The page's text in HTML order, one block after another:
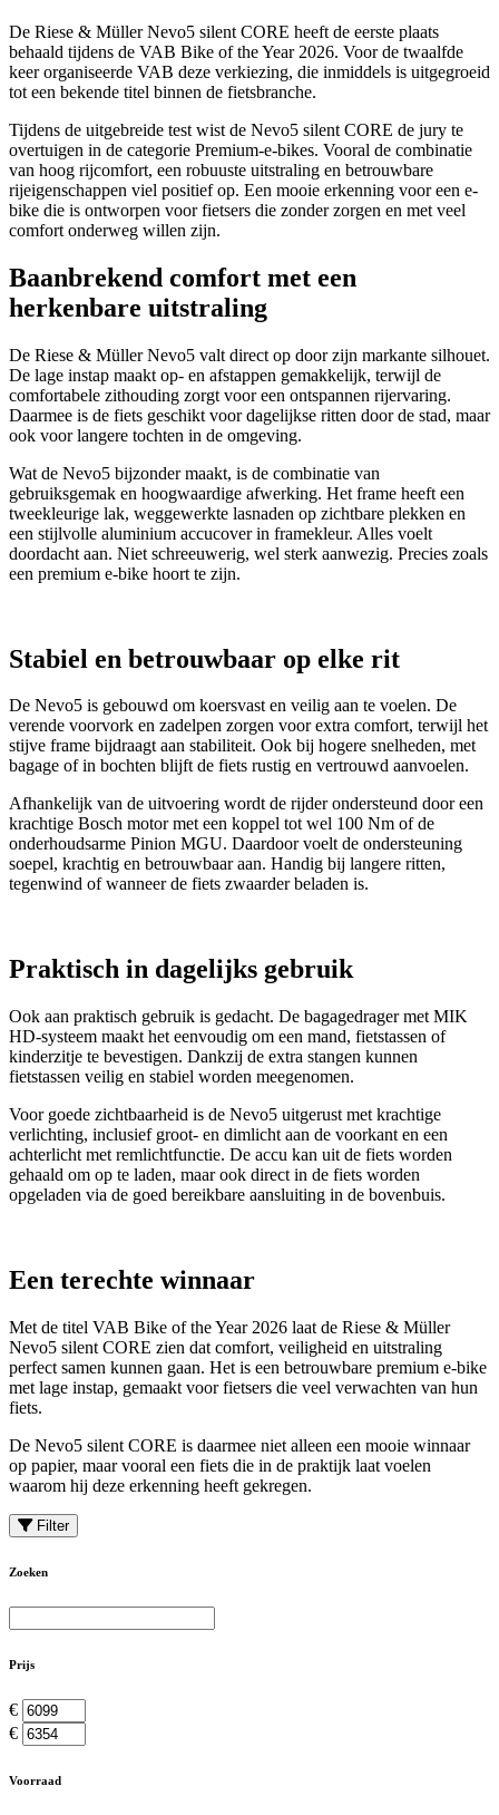
De Riese & Müller Nevo5 silent CORE heeft de eerste plaats
behaald tijdens de VAB Bike of the Year 2026. Voor de twaalfde
keer organiseerde VAB deze verkiezing, die inmiddels is uitgegroeid
tot een bekende titel binnen de fietsbranche.
Tijdens de uitgebreide test wist de Nevo5 silent CORE de jury te
overtuigen in de categorie Premium-e-bikes. Vooral de combinatie
van hoog rijcomfort, een robuuste uitstraling en betrouwbare
rijeigenschappen viel positief op. Een mooie erkenning voor een e-
bike die is ontworpen voor fietsers die zonder zorgen en met veel
comfort onderweg willen zijn.
Baanbrekend comfort met een
herkenbare uitstraling
De Riese & Müller Nevo5 valt direct op door zijn markante silhouet.
De lage instap maakt op- en afstappen gemakkelijk, terwijl de
comfortabele zithouding zorgt voor een ontspannen rijervaring.
Daarmee is de fiets geschikt voor dagelijkse ritten door de stad, maar
ook voor langere tochten in de omgeving.
Wat de Nevo5 bijzonder maakt, is de combinatie van
gebruiksgemak en hoogwaardige afwerking. Het frame heeft een
tweekleurige lak, weggewerkte lasnaden op zichtbare plekken en
een stijlvolle aluminium accucover in framekleur. Alles voelt
doordacht aan. Niet schreeuwerig, wel sterk aanwezig. Precies zoals
een premium e-bike hoort te zijn.
Stabiel en betrouwbaar op elke rit
De Nevo5 is gebouwd om koersvast en veilig aan te voelen. De
verende voorvork en zadelpen zorgen voor extra comfort, terwijl het
stijve frame bijdraagt aan stabiliteit. Ook bij hogere snelheden, met
bagage of in bochten blijft de fiets rustig en vertrouwd aanvoelen.
Afhankelijk van de uitvoering wordt de rijder ondersteund door een
krachtige Bosch motor met een koppel tot wel 100 Nm of de
onderhoudsarme Pinion MGU. Daardoor voelt de ondersteuning
soepel, krachtig en betrouwbaar aan. Handig bij langere ritten,
tegenwind of wanneer de fiets zwaarder beladen is.
Praktisch in dagelijks gebruik
Ook aan praktisch gebruik is gedacht. De bagagedrager met MIK
HD-systeem maakt het eenvoudig om een mand, fietstassen of
kinderzitje te bevestigen. Dankzij de extra stangen kunnen
fietstassen veilig en stabiel worden meegenomen.
Voor goede zichtbaarheid is de Nevo5 uitgerust met krachtige
verlichting, inclusief groot- en dimlicht aan de voorkant en een
achterlicht met remlichtfunctie. De accu kan uit de fiets worden
gehaald om op te laden, maar ook direct in de fiets worden
opgeladen via de goed bereikbare aansluiting in de bovenbuis.
Een terechte winnaar
Met de titel VAB Bike of the Year 2026 laat de Riese & Müller
Nevo5 silent CORE zien dat comfort, veiligheid en uitstraling
perfect samen kunnen gaan. Het is een betrouwbare premium e-bike
met lage instap, gemaakt voor fietsers die veel verwachten van hun
fiets.
De Nevo5 silent CORE is daarmee niet alleen een mooie winnaar
op papier, maar vooral een fiets die in de praktijk laat voelen
waarom hij deze erkenning heeft gekregen.
Filter
Zoeken
Prijs
€
€
Voorraad